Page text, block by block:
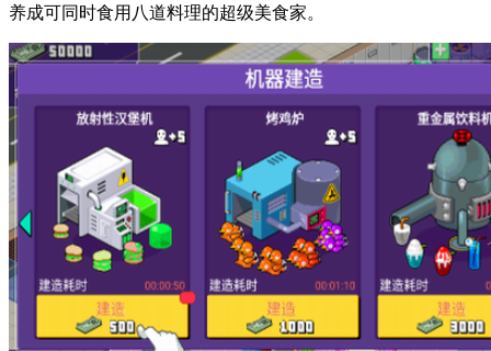
养成可同时食用八道料理的超级美食家。